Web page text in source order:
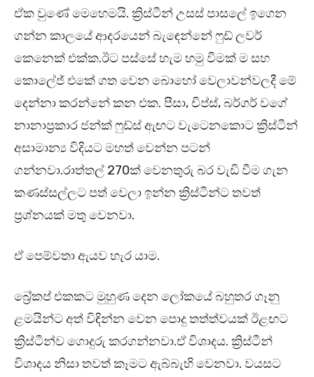
ඒක වුණේ මෙහෙමයි. ක්‍රිස්ටීන් උසස් පාසලේ ඉගෙන
ගන්න කාලයේ ආදරයෙන් බැඳෙන්නේ ෆුඩ් ලවර්
කෙනෙක් එක්ක.ඊට පස්සේ හැම හමු වීමක් ම සහ
කොලේජ් එකේ ගත වෙන බොහෝ වෙලාවන්වලදී මේ
දෙන්නා කරන්නේ කන එක. පීසා, චිප්ස්, බර්ගර් වගේ
නානාප්‍රකාර ජන්ක් ෆුඩ්ස් ඇඟට වැටෙනකොට ක්‍රිස්ටීන්
අසාමාන්‍ය විදියට මහත් වෙන්න පටන්
ගන්නවා.රාත්තල් 270ක් වෙනතුරු බර වැඩි වීම ගැන
කණස්සල්ලට පත් වෙලා ඉන්න ක්‍රිස්ටීන්ට තවත්
ප්‍රශ්නයක් මතු වෙනවා.
ඒ පෙම්වතා ඇයව හැර යාම.
බ්‍රේකප් එකකට මුහුණ දෙන ලෝකයේ බහුතර ගෑනු
ළමයින්ට අත් විඳින්න වෙන පොදු තත්ත්වයක් ඊළඟට
ක්‍රිස්ටීන්ව ගොදුරු කරගන්නවා.ඒ විශාදය. ක්‍රිස්ටීන්
විශාදය නිසා තවත් කෑමට ඇබ්බැහි වෙනවා. වයසට